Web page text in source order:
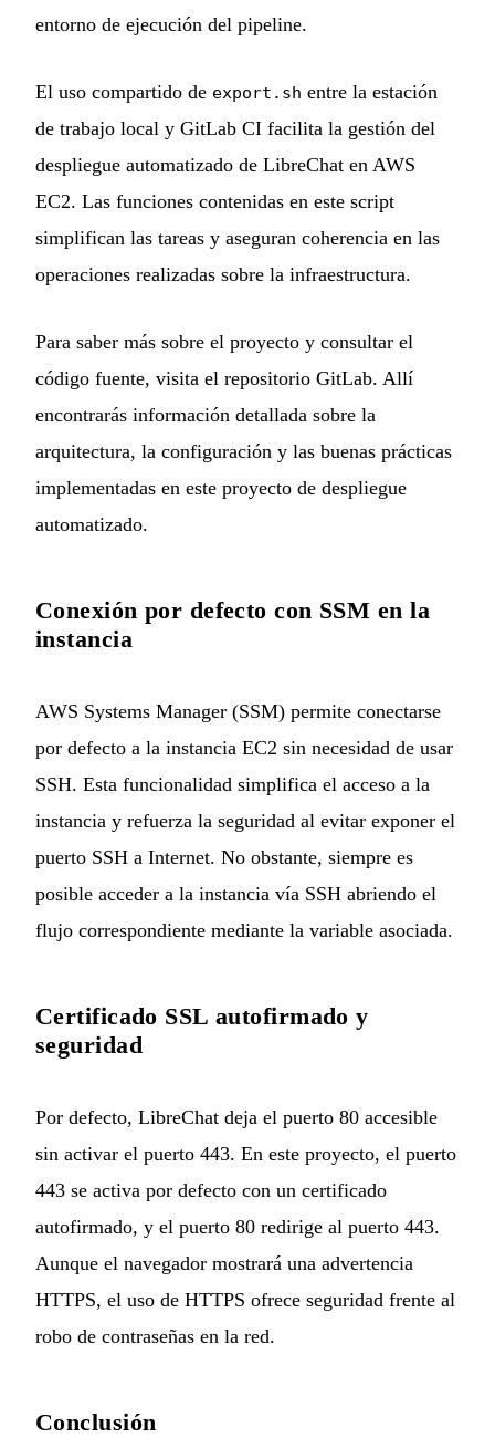
entorno de ejecución del pipeline.
El uso compartido de export.sh entre la estación
de trabajo local y GitLab CI facilita la gestión del
despliegue automatizado de LibreChat en AWS
EC2. Las funciones contenidas en este script
simplifican las tareas y aseguran coherencia en las
operaciones realizadas sobre la infraestructura.
Para saber más sobre el proyecto y consultar el
código fuente, visita el repositorio GitLab. Allí
encontrarás información detallada sobre la
arquitectura, la configuración y las buenas prácticas
implementadas en este proyecto de despliegue
automatizado.
Conexión por defecto con SSM en la
instancia
AWS Systems Manager (SSM) permite conectarse
por defecto a la instancia EC2 sin necesidad de usar
SSH. Esta funcionalidad simplifica el acceso a la
instancia y refuerza la seguridad al evitar exponer el
puerto SSH a Internet. No obstante, siempre es
posible acceder a la instancia vía SSH abriendo el
flujo correspondiente mediante la variable asociada.
Certificado SSL autofirmado y
seguridad
Por defecto, LibreChat deja el puerto 80 accesible
sin activar el puerto 443. En este proyecto, el puerto
443 se activa por defecto con un certificado
autofirmado, y el puerto 80 redirige al puerto 443.
Aunque el navegador mostrará una advertencia
HTTPS, el uso de HTTPS ofrece seguridad frente al
robo de contraseñas en la red.
Conclusión